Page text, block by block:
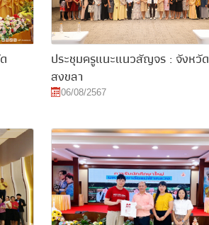
ประชุมครูแนะแนวสัญจร : จังหวัด
สงขลา
06/08/2567